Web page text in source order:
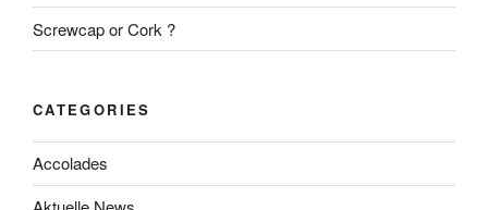
Screwcap or Cork ?
CATEGORIES
Accolades